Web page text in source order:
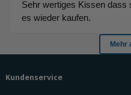
Kundenservice